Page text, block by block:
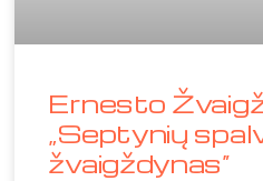
Ernesto
„Septynių
žvaigždynas“